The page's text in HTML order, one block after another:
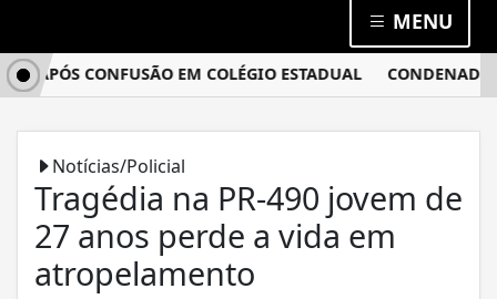
MENU
CONFUSÃO EM COLÉGIO ESTADUAL CONDENADO
Notícias/Policial
Tragédia na PR-490 jovem de
27 anos perde a vida em
atropelamento